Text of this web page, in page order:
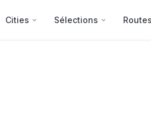
Cities Sélections Routes